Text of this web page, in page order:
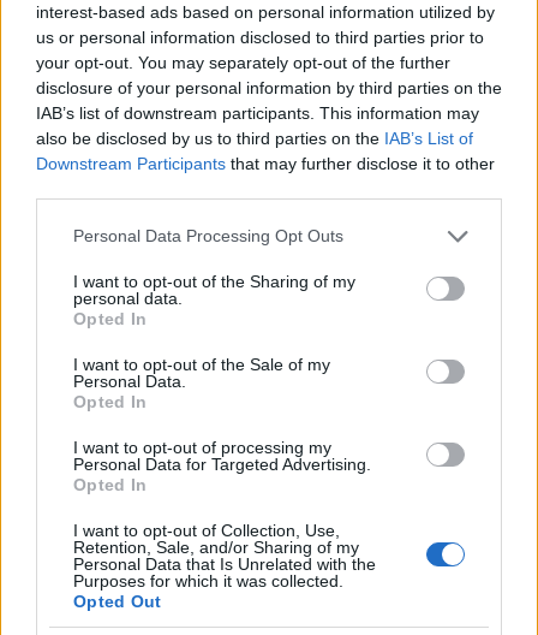
interest-based ads based on personal information utilized by
us or personal information disclosed to third parties prior to
your opt-out. You may separately opt-out of the further
disclosure of your personal information by third parties on the
IAB’s list of downstream participants. This information may
also be disclosed by us to third parties on the IAB’s List of
Downstream Participants that may further disclose it to other
Please note that this website/app uses one or more Google
not limited to your visit or usage behaviour. You may click to
grant or deny consent to Google and its third-party tags to
use your data for below specified purposes in below Google
consent section.
Personal Data Processing Opt Outs
I want to opt-out of the Sharing of my
personal data.
Opted In
I want to opt-out of the Sale of my
Personal Data.
Opted In
I want to opt-out of processing my
Personal Data for Targeted Advertising.
Opted In
I want to opt-out of Collection, Use,
Retention, Sale, and/or Sharing of my
Personal Data that Is Unrelated with the
Purposes for which it was collected.
Opted Out
A hátsó világítótestek is piros, narancs és fehér
állnak össze
A kasztnira a külön darabból felragasztható első és
hátsó lökhárítókat, külső visszapillantókat, fényezés
után az ablaktörlőket kell felragasztani. Érdekes
módon a két féle visszapillantóból pont azt kell
felrakni, amihez nem adnak krómozott tükörlapot.
A fényezés nem lesz egyszerű, ha valaki pandára
akarja festeni a kocsit, mert kínosan ügyelni kell a
maszkoláskor, hogy egyenesek legyenek az
egyenesek, a két szín élei ott fussanak, ahol kell, és